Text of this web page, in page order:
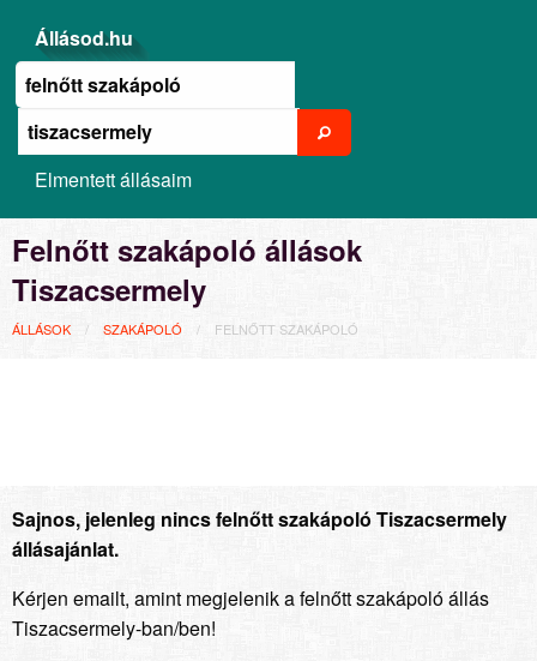
Állásod.hu
Elmentett állásaim
Felnőtt szakápoló állások
Tiszacsermely
ÁLLÁSOK SZAKÁPOLÓ FELNŐTT SZAKÁPOLÓ
Sajnos, jelenleg nincs felnőtt szakápoló Tiszacsermely
állásajánlat.
Kérjen emailt, amint megjelenik a felnőtt szakápoló állás
Tiszacsermely-ban/ben!